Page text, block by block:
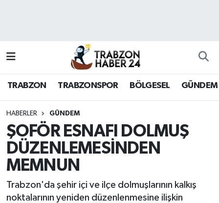
TRABZON TRABZONSPOR BÖLGESEL GÜNDEM
HABERLER GÜNDEM
ŞOFÖR ESNAFI DOLMUŞ
DÜZENLEMESİNDEN
MEMNUN
Trabzon'da şehir içi ve ilçe dolmuşlarının kalkış
noktalarının yeniden düzenlenmesine ilişkin
Hava Durumu
Namaz Vakitleri
Trafik Durumu
Süper Lig Puan Durumu ve Fikstür
Tüm Manşetler
Son Dakika Haberleri